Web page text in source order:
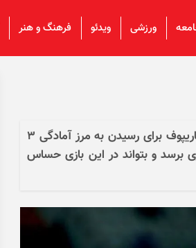
ورزشی ویدئو فرهنگ و هنر
با وجود اینکه چند روز پیش کادرپزشکی استقلال اعلام کرد جلال الدین ماشاریپوف برای رسیدن به مرز آمادگی ۳
برسد و بتواند در این بازی حساس